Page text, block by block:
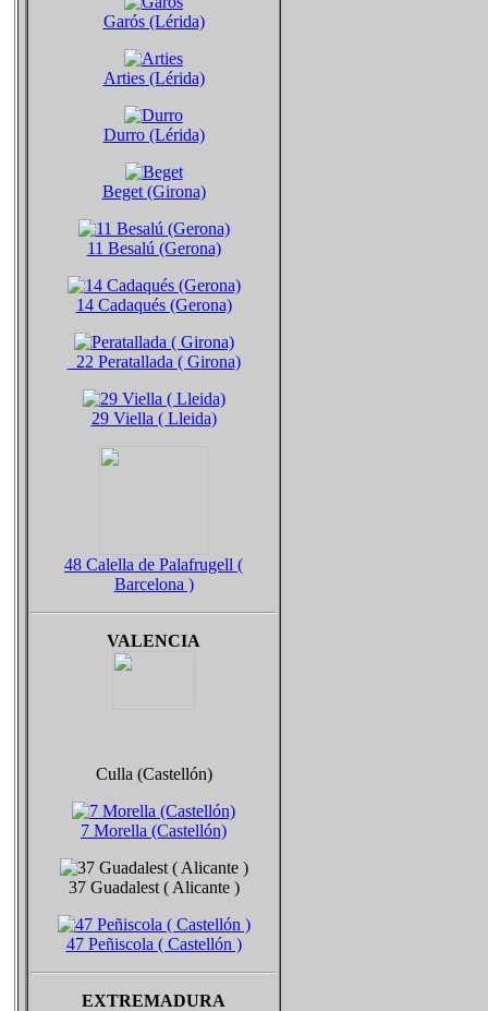
Garós (Lérida)
Arties (Lérida)
Durro (Lérida)
Beget (Girona)
11 Besalú (Gerona)
14 Cadaqués (Gerona)
22 Peratallada ( Girona)
29 Viella ( Lleida)
48 Calella de Palafrugell (
Barcelona )
VALENCIA
Culla (Castellón)
7 Morella (Castellón)
37 Guadalest ( Alicante )
47 Peñiscola ( Castellón )
EXTREMADURA